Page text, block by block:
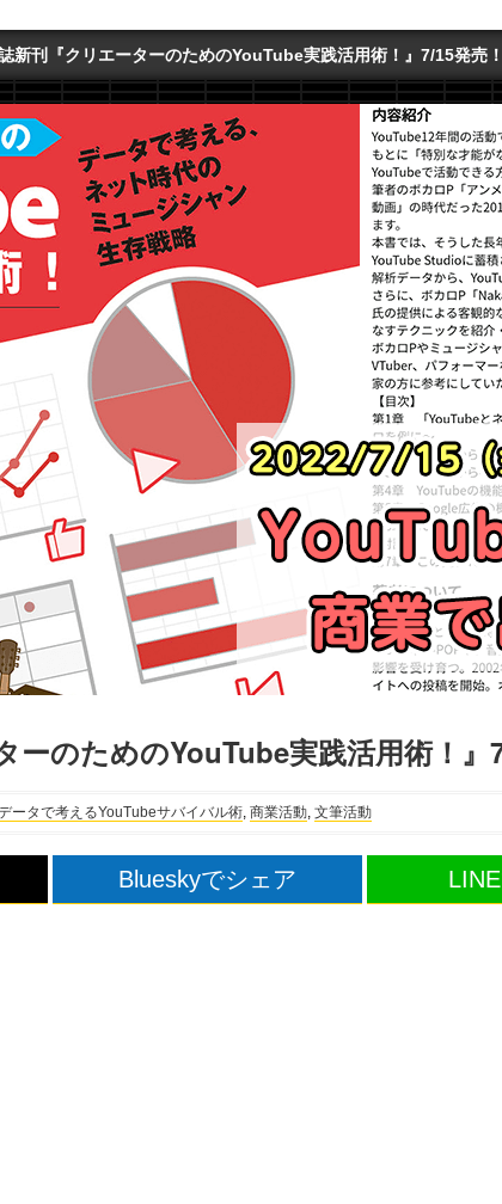
新刊『クリエーターのためのYouTube実践活用術！』7/15発売！
ーのためのYouTube実践活用術！』
ータで考えるYouTubeサバイバル術, 商業活動, 文筆活動
Blueskyでシェア